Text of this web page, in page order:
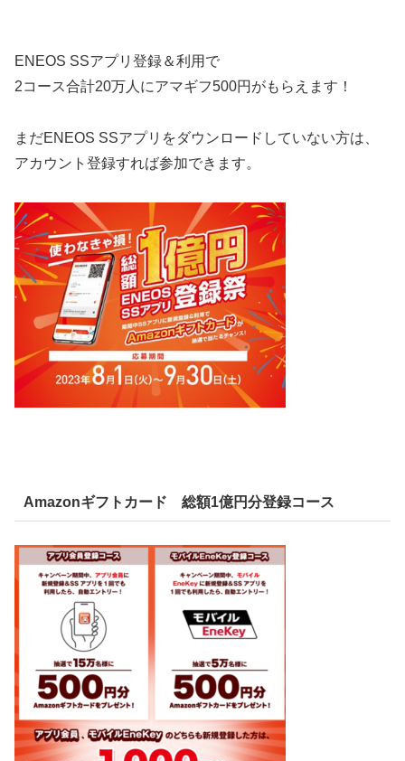
ENEOS SSアプリ登録＆利用で
2コース合計20万人にアマギフ500円がもらえます！
まだENEOS SSアプリをダウンロードしていない方は、
アカウント登録すれば参加できます。
Amazonギフトカード 総額1億円分登録コース